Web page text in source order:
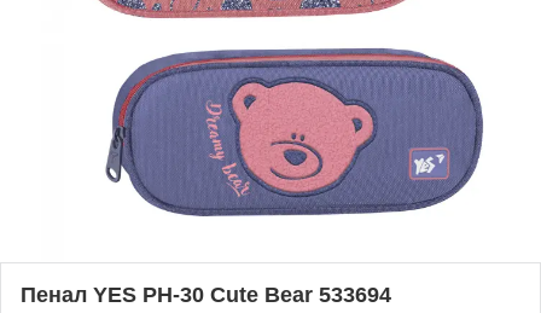
Пенал YES PH-30 Cute Bear 533694